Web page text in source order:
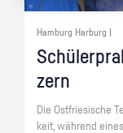
Hamburg Harburg |
zern
Die Ost­frie­si­sche
keit, wäh­rend